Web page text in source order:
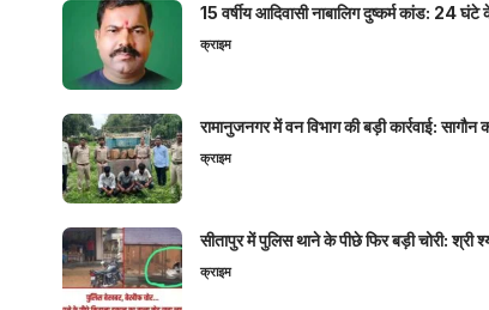
15 वर्षीय आदिवासी नाबालिग दुष्कर्म कांड: 24
क्राइम
रामानुजनगर में वन विभाग की बड़ी कार्रवाई:
क्राइम
सीतापुर में पुलिस थाने के पीछे फिर बड़ी चोरी:
क्राइम